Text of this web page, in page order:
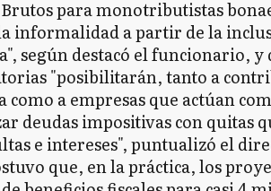
para monotributistas
informalidad a partir de la
según destacó el funcionario,
"posibilitarán, tanto a
como a empresas que actúan
deudas impositivas con quitas
e intereses", puntualizó el
que, en la práctica, los